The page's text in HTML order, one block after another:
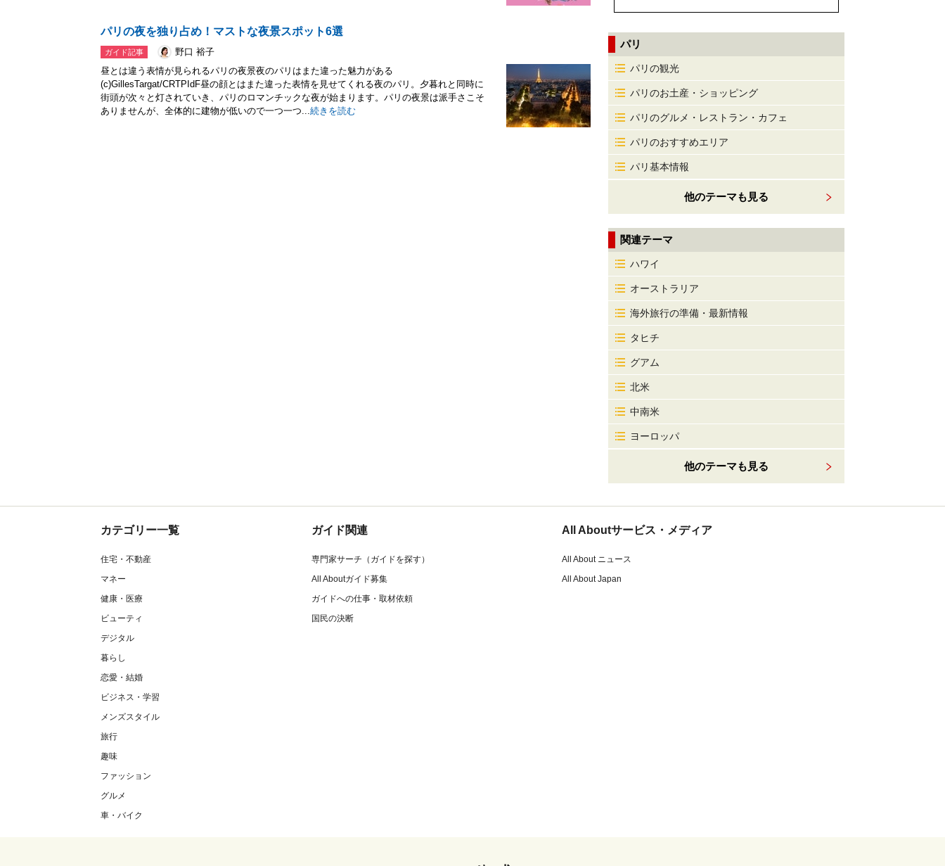
パリの夜を独り占め！マストな夜景スポット6選
ガイド記事
野口 裕子
昼とは違う表情が見られるパリの夜景夜のパリはまた違った魅力がある
(c)GillesTargat/CRTPIdF昼の顔とはまた違った表情を見せてくれる夜のパリ。夕暮れと同時に
街頭が次々と灯されていき、パリのロマンチックな夜が始まります。パリの夜景は派手さこそ
ありませんが、全体的に建物が低いので一つ一つ...続きを読む
パリ
パリの観光
パリのお土産・ショッピング
パリのグルメ・レストラン・カフェ
パリのおすすめエリア
パリ基本情報
他のテーマも見る
関連テーマ
ハワイ
オーストラリア
海外旅行の準備・最新情報
タヒチ
グアム
北米
中南米
ヨーロッパ
他のテーマも見る
カテゴリー一覧
住宅・不動産
マネー
健康・医療
ビューティ
デジタル
暮らし
恋愛・結婚
ビジネス・学習
メンズスタイル
旅行
趣味
ファッション
グルメ
車・バイク
ガイド関連
専門家サーチ（ガイドを探す）
All Aboutガイド募集
ガイドへの仕事・取材依頼
国民の決断
All Aboutサービス・メディア
All About ニュース
All About Japan